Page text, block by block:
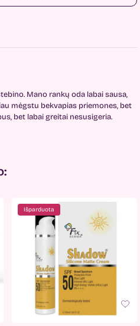
Mano rankų oda labai sausa,
mėgstu bekvapias priemones, bet
bet labai greitai nesusigeria.
Išparduota